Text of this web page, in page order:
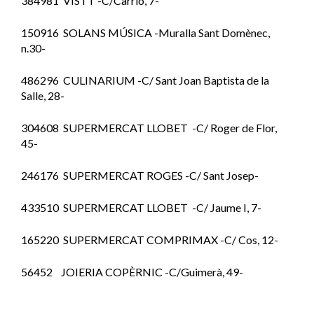
150916 SOLANS MÚSICA -Muralla Sant Domènec,
n.30-
486296 CULINARIUM -C/ Sant Joan Baptista de la
Salle, 28-
304608 SUPERMERCAT LLOBET -C/ Roger de Flor,
45-
246176 SUPERMERCAT ROGES -C/ Sant Josep-
433510 SUPERMERCAT LLOBET -C/ Jaume I, 7-
165220 SUPERMERCAT COMPRIMAX -C/ Cos, 12-
56452 JOIERIA COPÈRNIC -C/Guimerà, 49-